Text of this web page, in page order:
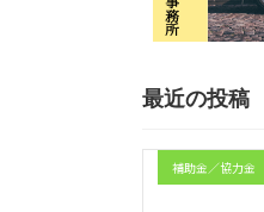
最近の投稿
補助金／協力金